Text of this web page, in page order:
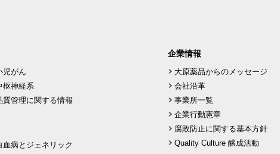
児がん
枢神経系
質管理に関する情報
血病とジェネリック
企業情報
大原薬品からのメッセージ
会社沿革
事業所一覧
企業行動憲章
腐敗防止に関する基本方針
Quality Culture 醸成活動